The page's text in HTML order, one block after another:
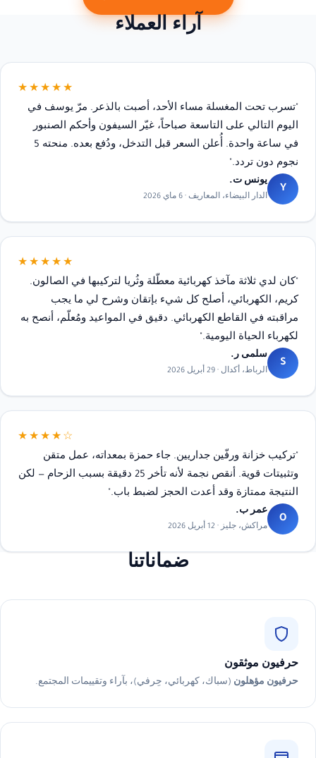
آراء العملاء
★★★★★
"تسرب تحت المغسلة مساء الأحد، أصبت بالذعر. مرّ يوسف في
اليوم التالي على التاسعة صباحاً، غيّر السيفون وأحكم الصنبور
في ساعة واحدة. أُعلن السعر قبل التدخل، ودُفع بعده. منحته 5
نجوم دون تردد."
Y
يونس ت.
الدار البيضاء، المعاريف · 6 ماي 2026
★★★★★
"كان لدي ثلاثة مآخذ كهربائية معطّلة وثُريا لتركيبها في الصالون.
كريم، الكهربائي، أصلح كل شيء بإتقان وشرح لي ما يجب
مراقبته في القاطع الكهربائي. دقيق في المواعيد ومُعلّم، أنصح به
لكهرباء الحياة اليومية."
S
سلمى ر.
الرباط، أكدال · 29 أبريل 2026
★★★★☆
"تركيب خزانة ورفّين جداريين. جاء حمزة بمعداته، عمل متقن
وتثبيتات قوية. أنقص نجمة لأنه تأخر 25 دقيقة بسبب الزحام — لكن
النتيجة ممتازة وقد أعدت الحجز لضبط باب."
O
عمر ب.
مراكش، جليز · 12 أبريل 2026
ضماناتنا
حرفيون موثقون
حرفيون مؤهلون (سباك، كهربائي، حِرفي)، بآراء وتقييمات المجتمع.